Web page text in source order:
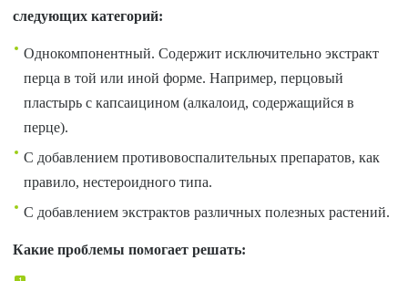
следующих категорий:
Однокомпонентный. Содержит исключительно экстракт
перца в той или иной форме. Например, перцовый
пластырь с капсаицином (алкалоид, содержащийся в
перце).
С добавлением противовоспалительных препаратов, как
правило, нестероидного типа.
С добавлением экстрактов различных полезных растений.
Какие проблемы помогает решать: